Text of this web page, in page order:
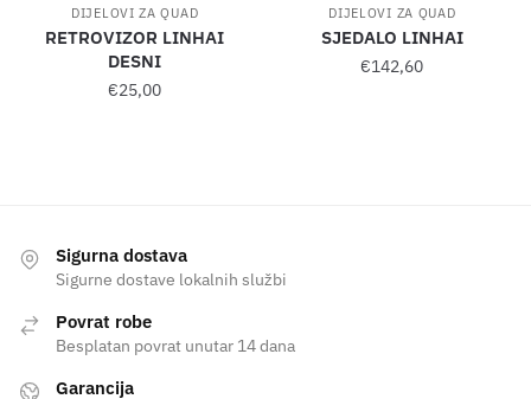
DIJELOVI ZA QUAD
RETROVIZOR LINHAI
DESNI
€25,00
DIJELOVI ZA QUAD
SJEDALO LINHAI
€142,60
Sigurna dostava
Sigurne dostave lokalnih službi
Povrat robe
Besplatan povrat unutar 14 dana
Garancija